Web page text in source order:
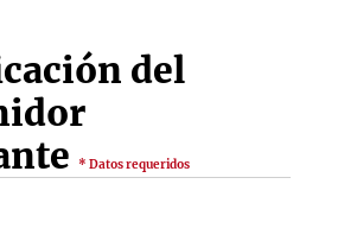
del
* Datos requeridos